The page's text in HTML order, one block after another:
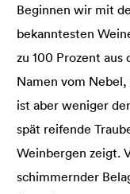
Beginnen wir mit
bekanntesten
zu 100 Prozent
Namen vom
ist aber weniger
spät reifende
Weinbergen zeigt.
schimmernder